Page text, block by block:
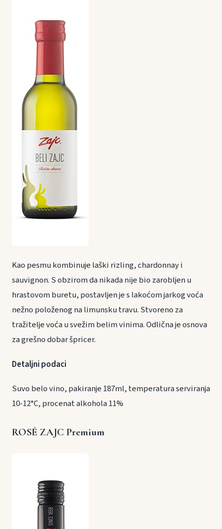
Kao pesmu kombinuje laški rizling, chardonnay i
sauvignon. S obzirom da nikada nije bio zarobljen u
hrastovom buretu, postavljen je s lakoćom jarkog voća
nežno položenog na limunsku travu. Stvoreno za
tražitelje voća u svežim belim vinima. Odlična je osnova
za grešno dobar špricer.
Detaljni podaci
Suvo belo vino, pakiranje 187ml, temperatura serviranja
10-12°C, procenat alkohola 11%
ROSÉ ZAJC Premium